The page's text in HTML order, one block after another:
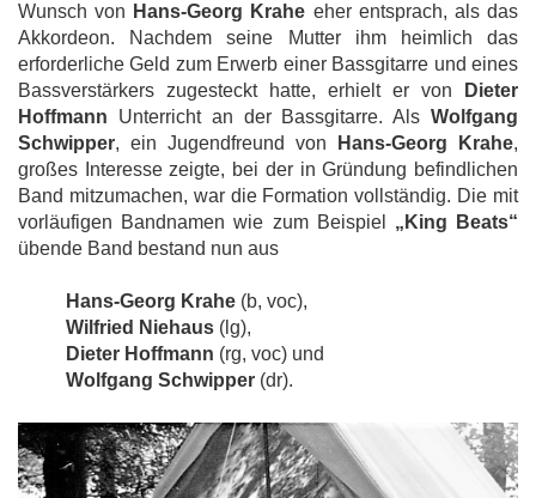
Wunsch von Hans-Georg Krahe eher entsprach, als das
Akkordeon. Nachdem seine Mutter ihm heimlich das
erforderliche Geld zum Erwerb einer Bassgitarre und eines
Bassverstärkers zugesteckt hatte, erhielt er von
Dieter
Hoffmann Unterricht an der Bassgitarre. Als Wolfgang
Schwipper, ein Jugendfreund von Hans-Georg Krahe,
großes Interesse zeigte, bei der in Gründung befindlichen
Band mitzumachen, war die Formation vollständig. Die mit
vorläufigen Bandnamen wie zum Beispiel „King Beats“
übende Band bestand nun aus
Hans-Georg Krahe (b, voc),
Wilfried Niehaus (lg),
Dieter Hoffmann (rg, voc) und
Wolfgang Schwipper (dr).